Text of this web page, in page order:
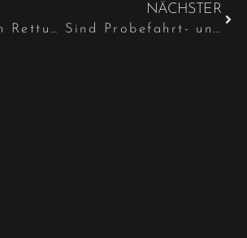
Wann müssen Rettungsgassen gebildet werden?
NÄCHSTER
Sind Probefahrt- und Verbringungskosten Reparaturkosten?